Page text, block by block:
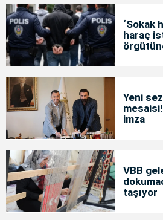
‘Sokak
haraç
Yeni
imza
VBB
taşıyor